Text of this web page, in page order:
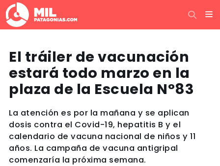
El tráiler de vacunación
estará todo marzo en la
plaza de la Escuela N°83
La atención es por la mañana y se aplican
dosis contra el Covid-19, hepatitis B y el
calendario de vacuna nacional de niños y 11
años. La campaña de vacuna antigripal
comenzaría la próxima semana.